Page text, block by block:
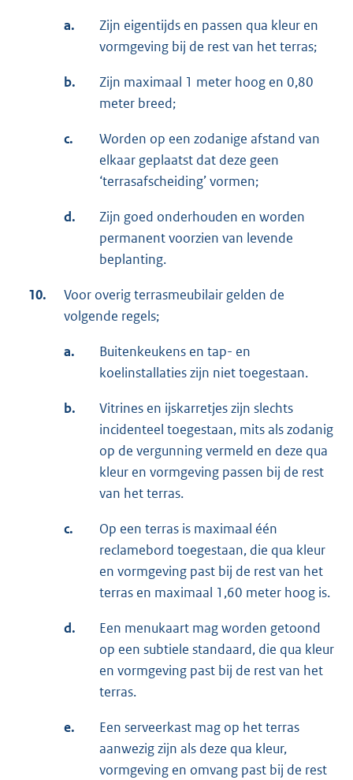
a.
Zijn eigentijds en passen qua kleur en
vormgeving bij de rest van het terras;
b.
Zijn maximaal 1 meter hoog en 0,80
meter breed;
c.
Worden op een zodanige afstand van
elkaar geplaatst dat deze geen
‘terrasafscheiding’ vormen;
d.
Zijn goed onderhouden en worden
permanent voorzien van levende
beplanting.
10.
Voor overig terrasmeubilair gelden de
volgende regels;
a.
Buitenkeukens en tap- en
koelinstallaties zijn niet toegestaan.
b.
Vitrines en ijskarretjes zijn slechts
incidenteel toegestaan, mits als zodanig
op de vergunning vermeld en deze qua
kleur en vormgeving passen bij de rest
van het terras.
c.
Op een terras is maximaal één
reclamebord toegestaan, die qua kleur
en vormgeving past bij de rest van het
terras en maximaal 1,60 meter hoog is.
d.
Een menukaart mag worden getoond
op een subtiele standaard, die qua kleur
en vormgeving past bij de rest van het
terras.
e.
Een serveerkast mag op het terras
aanwezig zijn als deze qua kleur,
vormgeving en omvang past bij de rest